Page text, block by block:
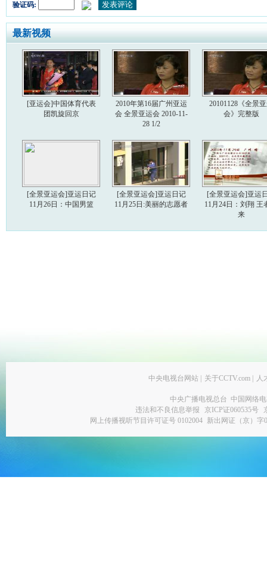
验证码:
最新视频
[亚运会]中国体育代表
团凯旋回京
2010年第16届广州亚运
会 全景亚运会 2010-11-
28 1/2
20101128《全景
会》完整版
[全景亚运会]亚运日记
11月26日：中国男篮
[全景亚运会]亚运日记
11月25日:美丽的志愿者
[全景亚运会]亚运
11月24日：刘翔 王
来
中央电视台网站 关于CCTV.com 人
中央广播电视总台 中国网络
违法和不良信息举报
京ICP证060535号
网上传播视听节目许可证号 0102004 新出网证（京）